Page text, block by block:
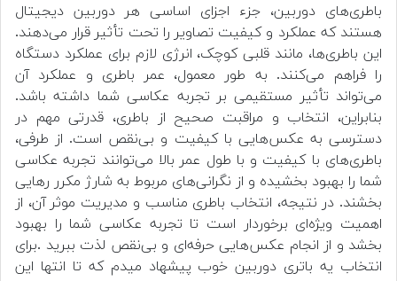
باطری‌های دوربین، جزء اجزای اساسی هر دوربین دیجیتال
هستند که عملکرد و کیفیت تصاویر را تحت تأثیر قرار می‌دهند.
این باطری‌ها، مانند قلبی کوچک، انرژی لازم برای عملکرد دستگاه
را فراهم می‌کنند. به طور معمول، عمر باطری و عملکرد آن
می‌تواند تأثیر مستقیمی بر تجربه عکاسی شما داشته باشد.
بنابراین، انتخاب و مراقبت صحیح از باطری، قدرتی مهم در
دسترسی به عکس‌هایی با کیفیت و بی‌نقص است. از طرفی،
باطری‌های با کیفیت و با طول عمر بالا می‌توانند تجربه عکاسی
شما را بهبود بخشیده و از نگرانی‌های مربوط به شارژ مکرر رهایی
بخشند. در نتیجه، انتخاب باطری مناسب و مدیریت موثر آن، از
اهمیت ویژه‌ای برخوردار است تا تجربه عکاسی شما را بهبود
بخشد و از انجام عکس‌هایی حرفه‌ای و بی‌نقص لذت ببرید .برای
انتخاب یه باتری دوربین خوب پیشهاد میدم که تا انتها این